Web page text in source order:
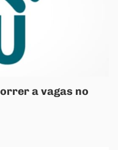
a vagas no